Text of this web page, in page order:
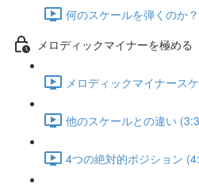
何のスケールを弾くのか
メロディックマイナーを極める
メロディックマイナース
他のスケールとの違い
4つの絶対的ポジション